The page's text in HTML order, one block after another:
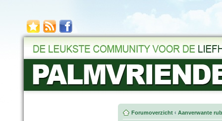
Forumoverzicht ‹ Aanverwante